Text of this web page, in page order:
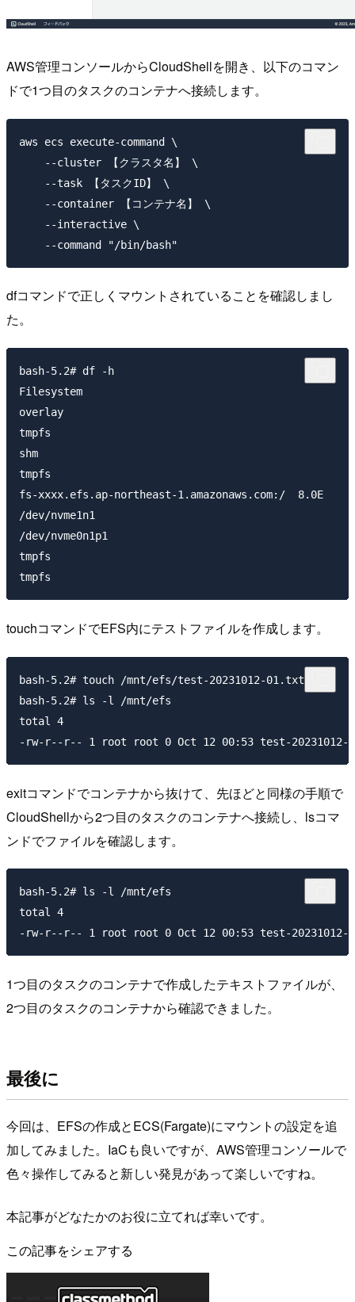
AWS管理コンソールからCloudShellを開き、以下のコマン
ドで1つ目のタスクのコンテナへ接続します。
aws ecs execute-command \
    --cluster 【クラスタ名】 \
    --task 【タスクID】 \
    --container 【コンテナ名】 \
    --interactive \
dfコマンドで正しくマウントされていることを確認しまし
た。
bash-5.2# df -h
Filesystem
overlay
tmpfs
shm
tmpfs
fs-xxxx.efs.ap-northeast-1.amazonaws.com:/  8.0E
/dev/nvme1n1
/dev/nvme0n1p1
tmpfs
touchコマンドでEFS内にテストファイルを作成します。
bash-5.2# touch /mnt/efs/test-20231012-01.txt
bash-5.2# ls -l /mnt/efs
total 4
exitコマンドでコンテナから抜けて、先ほどと同様の手順で
CloudShellから2つ目のタスクのコンテナへ接続し、lsコマ
ンドでファイルを確認します。
bash-5.2# ls -l /mnt/efs
total 4
1つ目のタスクのコンテナで作成したテキストファイルが、
2つ目のタスクのコンテナから確認できました。
最後に
今回は、EFSの作成とECS(Fargate)にマウントの設定を追
加してみました。IaCも良いですが、AWS管理コンソールで
色々操作してみると新しい発見があって楽しいですね。
本記事がどなたかのお役に立てれば幸いです。
この記事をシェアする